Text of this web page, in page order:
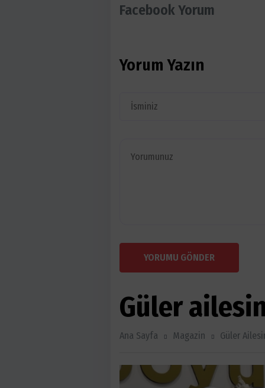
Facebook Yorum
Yorum Yazın
YORUMU GÖNDER
Güler
Ana Sayfa Magazin Güler